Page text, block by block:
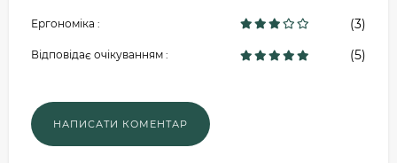
Ергономіка : (3)
Відповідає очікуванням : (5)